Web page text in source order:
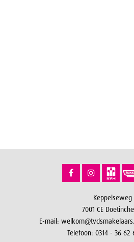
Keppelseweg
7001 CE
E-mail:
Telefoon: 0314 - 36 62